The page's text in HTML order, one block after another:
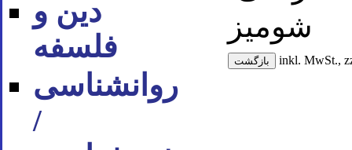
دین و
فلسفه
روان‪شناسی
/
شومیز
inkl. MwSt.,